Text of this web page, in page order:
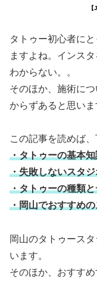
タトゥー初心者に
ますよね。インス
わからない。。
そのほか、施術に
からずあると思いま
この記事を読めば
・タトゥーの基本知
・失敗しないスタ
・タトゥーの種類
・岡山でおすすめ
岡山のタトゥース
います。
そのほか、おすすめ